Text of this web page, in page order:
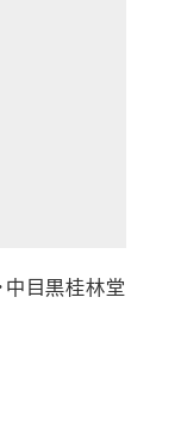
中目黒桂林堂